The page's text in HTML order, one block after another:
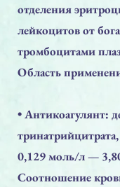
отделения
лейкоцитов от
тромбоцитами
Область
​• Антикоагулянт:
0,129 моль/л —
Соотношение